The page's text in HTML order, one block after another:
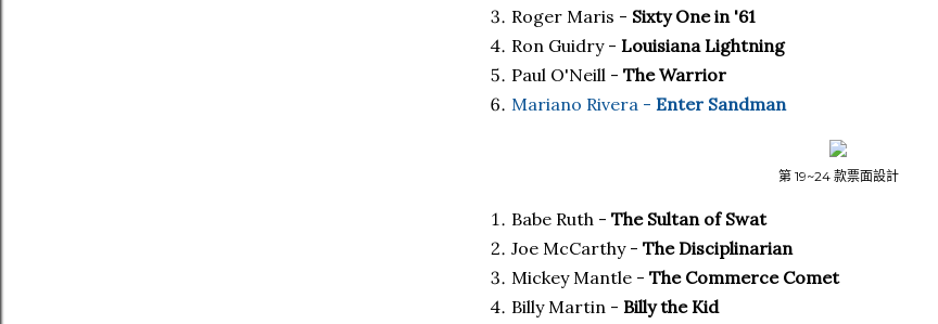
Roger Maris - Sixty One in '61
Ron Guidry - Louisiana Lightning
Paul O'Neill - The Warrior
Mariano Rivera - Enter Sandman
第 19~24 款票面設計
Babe Ruth - The Sultan of Swat
Joe McCarthy - The Disciplinarian
Mickey Mantle - The Commerce Comet
Billy Martin - Billy the Kid